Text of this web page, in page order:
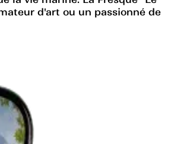
d'art ou un passionné de